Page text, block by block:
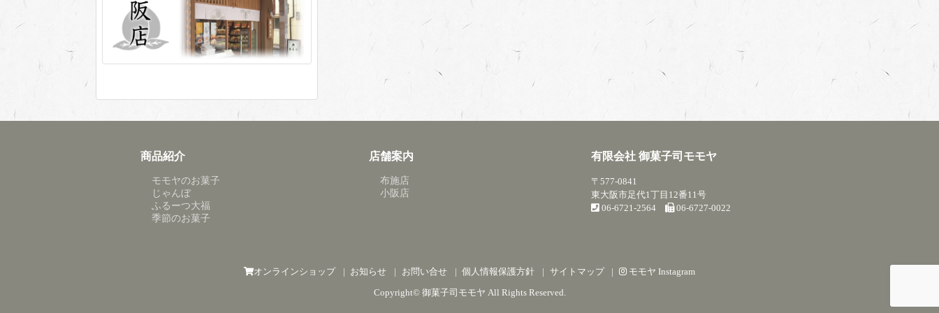
商品紹介
モモヤのお菓子
じゃんぼ
ふるーつ大福
季節のお菓子
店舗案内
布施店
小阪店
有限会社 御菓子司モモヤ
〒577-0841
東大阪市足代1丁目12番11号
06-6721-2564
06-6727-0022
オンラインショップ お知らせ お問い合せ 個人情報保護方針 サイトマップ モモヤ Instagram
Copyright© 御菓子司モモヤ All Rights Reserved.